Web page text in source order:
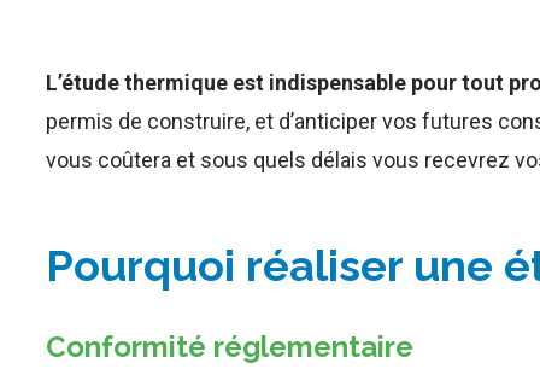
L’étude thermique est indispensable pour tout
permis de construire, et d’anticiper vos futures
vous coûtera et sous quels délais vous recevrez
Pourquoi réaliser une
Conformité réglementaire